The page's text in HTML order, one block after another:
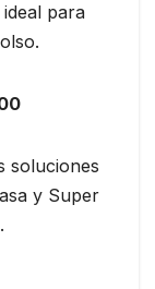
para
soluciones
y Super